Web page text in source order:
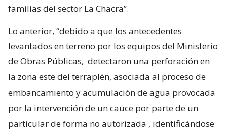
familias del sector La Chacra”.
Lo anterior, “debido a que los antecedentes
levantados en terreno por los equipos del Ministerio
de Obras Públicas, detectaron una perforación en
la zona este del terraplén, asociada al proceso de
embancamiento y acumulación de agua provocada
por la intervención de un cauce por parte de un
particular de forma no autorizada , identificándose